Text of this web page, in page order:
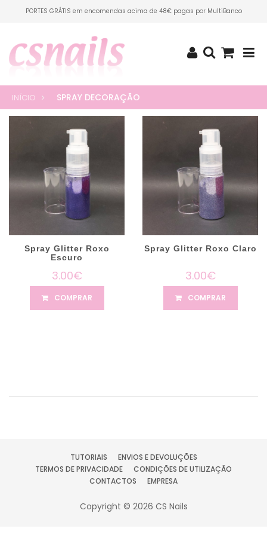
PORTES GRÁTIS em encomendas acima de 48€ pagas por MultiBanco
INÍCIO SPRAY DECORAÇÃO
Spray Glitter Roxo
Escuro
3.00€
COMPRAR
Spray Glitter Roxo Claro
3.00€
COMPRAR
TUTORIAIS
ENVIOS E DEVOLUÇÕES
TERMOS DE PRIVACIDADE
CONDIÇÕES DE UTILIZAÇÃO
CONTACTOS
EMPRESA
Copyright © 2026 CS Nails